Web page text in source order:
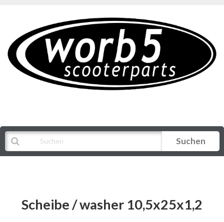
Suchen
Scheibe / washer 10,5x25x1,2